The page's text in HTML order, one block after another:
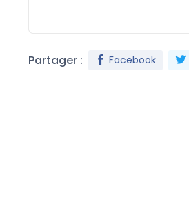
Partager : Facebook